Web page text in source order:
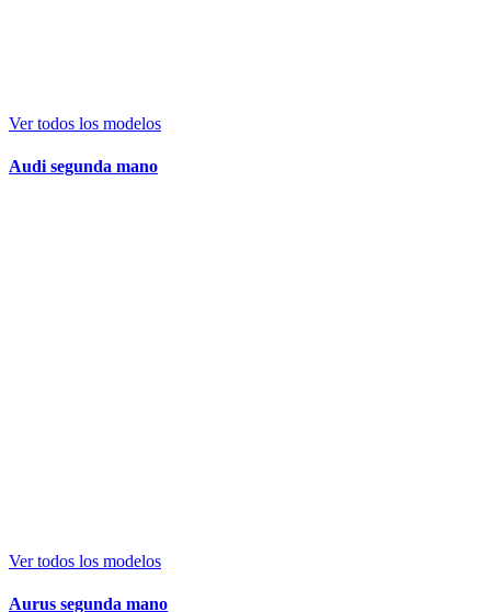
Ver todos los modelos
Audi segunda mano
Ver todos los modelos
Aurus segunda mano